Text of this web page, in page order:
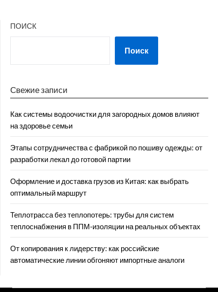
ПОИСК
Поиск
Свежие записи
Как системы водоочистки для загородных домов влияют
на здоровье семьи
Этапы сотрудничества с фабрикой по пошиву одежды: от
разработки лекал до готовой партии
Оформление и доставка грузов из Китая: как выбрать
оптимальный маршрут
Теплотрасса без теплопотерь: трубы для систем
теплоснабжения в ППМ‑изоляции на реальных объектах
От копирования к лидерству: как российские
автоматические линии обгоняют импортные аналоги